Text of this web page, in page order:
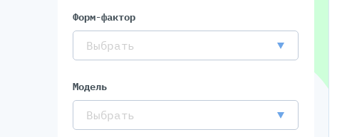
Форм-фактор
Выбрать
Модель
Выбрать